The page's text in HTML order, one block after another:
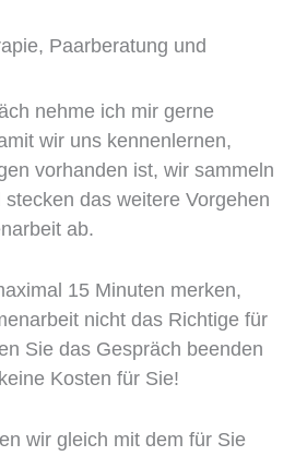
Paarberatung und
nehme ich mir gerne
wir uns kennenlernen,
vorhanden ist, wir sammeln
das weitere Vorgehen
ab.
15 Minuten merken,
nicht das Richtige für
Sie das Gespräch beenden
Kosten für Sie!
wir gleich mit dem für Sie